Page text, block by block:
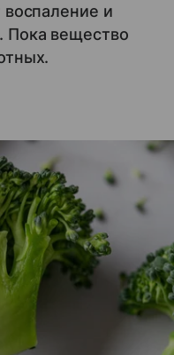
и
Пока вещество